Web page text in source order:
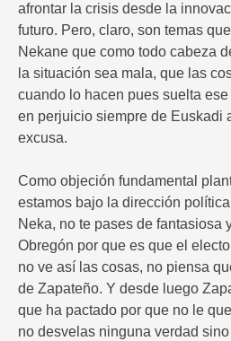
afrontar la crisis desde la
futuro. Pero, claro, son temas
Nekane que como todo cabeza
la situación sea mala, que las
cuando lo hacen pues suelta
en perjuicio siempre de Euskadi
excusa.
Como objeción fundamental
estamos bajo la dirección
Neka, no te pases de fantasiosa
Obregón por que es que el
no ve así las cosas, no piensa
de Zapateño. Y desde luego
que ha pactado por que no le
no desvelas ninguna verdad